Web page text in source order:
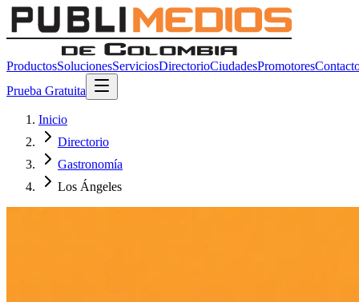
ProductosSolucionesServiciosDirectorioCiudadesPromotores
Prueba Gratuita
Inicio
Directorio
Gastronomía
Los Ángeles